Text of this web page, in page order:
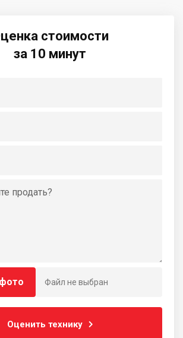
стоимости
за 10 минут
Файл не выбран
Оценить технику